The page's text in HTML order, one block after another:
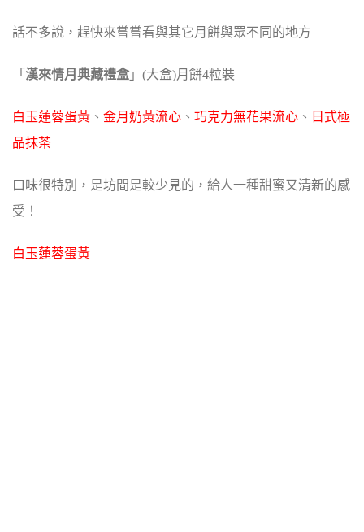
話不多說，趕快來嘗嘗看與其它月餅與眾不同的地方
「 漢來情月典藏禮盒」(大盒)月餅4粒裝
白玉蓮蓉蛋黃 、 金月奶黃流心 、 巧克力無花果流心 、 日式極
品抹茶
口味很特別，是坊間是較少見的，給人一種甜蜜又清新的感
受！
白玉蓮蓉蛋黃